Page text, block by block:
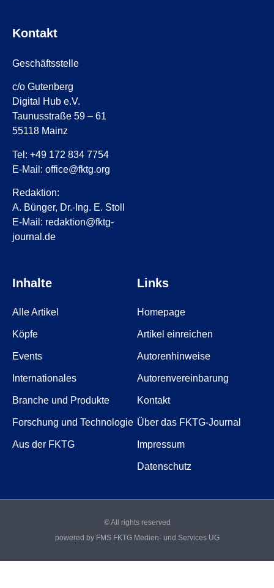
Kontakt
Geschäftsstelle
c/o Gutenberg
Digital Hub e.V.
Taunusstraße 59 – 61
55118 Mainz
Tel: +49 172 834 7754
E-Mail: office@fktg.org
Redaktion:
A. Bünger, Dr.-Ing. E. Stoll
E-Mail: redaktion@fktg-
journal.de
Inhalte
Alle Artikel
Köpfe
Events
Internationales
Branche und Produkte
Forschung und Technologie
Aus der FKTG
Links
Homepage
Artikel einreichen
Autorenhinweise
Autorenvereinbarung
Kontakt
Über das FKTG-Journal
Impressum
Datenschutz
© All rights reserved
powered by FMS FKTG Medien- und Services UG